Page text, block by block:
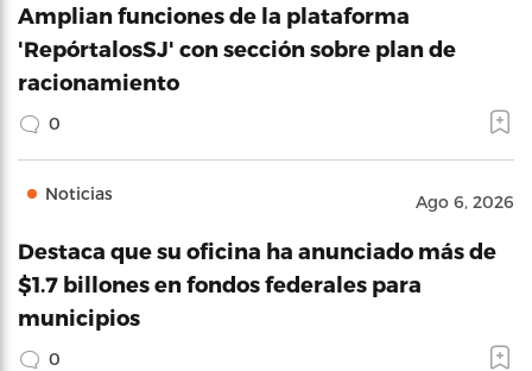
Amplian funciones de la plataforma
'RepórtalosSJ' con sección sobre plan de
racionamiento
0
Noticias Ago 6, 2026
Destaca que su oficina ha anunciado más de
$1.7 billones en fondos federales para
municipios
0